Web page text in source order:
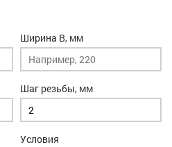
Ширина B, мм
Шаг резьбы, мм
Условия